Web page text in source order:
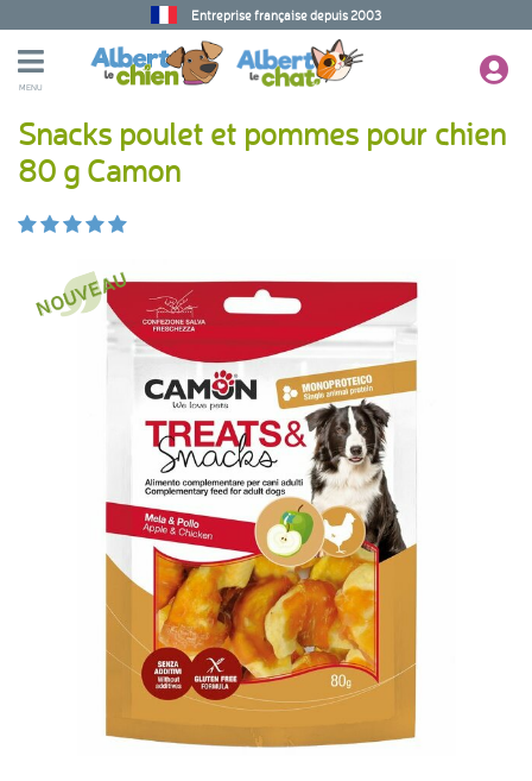
Entreprise française depuis 2003
MENU
Snacks poulet et pommes pour chien
80 g Camon